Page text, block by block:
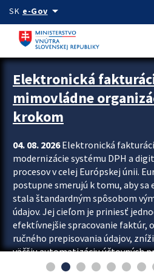
Preskocit na hlavný obsah
SK e-Govarrow_drop_down
Zastavit automatický posun upútavok
Elektronická
mimovládne
krokom
04. 08. 2026Elektronická
modernizácie systému DPH a
procesov v celej Európskej únii.
postupne smerujú k tomu, aby
stala štandardným spôsobom
údajov. Jej cieľom je priniesť
efektívnejšie spracovanie faktúr,
ručného prepisovania údajov,
väčšiu automatizáciu účtovných
fakturácia preto nepredstavuje...